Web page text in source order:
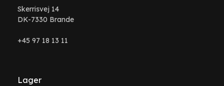
Skerrisvej 14
DK-7330 Brande
+45 97 18 13 11
Lager